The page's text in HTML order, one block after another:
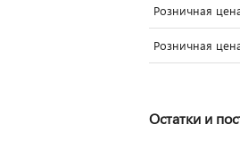
Розничная
Розничная
Остатки и